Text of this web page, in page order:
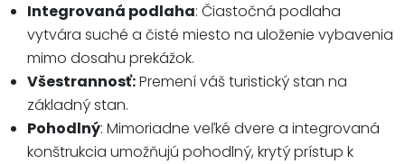
Integrovaná podlaha: Čiastočná podlaha
vytvára suché a čisté miesto na uloženie vybavenia
mimo dosahu prekážok.
Všestrannosť:Premení váš turistický stan na
základný stan.
Pohodlný: Mimoriadne veľké dvere a integrovaná
konštrukcia umožňujú pohodlný, krytý prístup k